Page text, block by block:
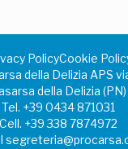
PolicyCookie
della Delizia APS
della Delizia (PN)
Tel. +39 0434 871031
Cell. +39 338 7874972